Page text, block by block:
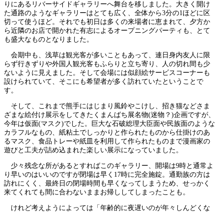
りにあるリバーサイドギャラリーへ舞台を移しました。大きく開け
た通路のようなギャラリーはとても広く、全体から3分の1ほどに区
切って使うほど。それでも初日は多くの来場者に恵まれて、夕方か
ら近隣のお店で開かれた有志によるオープニングパーティも、とて
も盛大なものとなりました。
会期中も、浅草は観光客が多いこともあって、連日身内友人に限
らず行きずりや外国人観光客もふらりと立ち寄り、人の切れ間も少
ないように見えました。そして会場には似顔絵サービスコーナーも
設けられていて、そこにも希望者が多く訪れていたということで
す。
そして、これまで熊手にはじまり風鈴やこけし、招き猫などさま
ざまな絵付け展示をしてきたくまんばち展名物(迷物？)企画ですが、
今年は仮面(マスク)でした。巨大な石破総理大臣面や民族面のような
カラフルなもの、紙粘土でしっかりと作られたものから仕掛けのあ
るマスク、食品トレーや紙皿を利用して作られたものまで漫画家の
遊びと工夫が詰め込まれた楽しい展示になっていました。
少々残念な所があるとすればこのギャラリー、開場は9時と通常よ
り早いのはいいのですが閉場は早く17時に完全施錠。通勤族の方は
訪れにくく、最終日の閉場時間も早くなってしまうため、せっかく
来てくれても間に合わないままお帰ししてしまったことも。
けれど考えようによっては「年齢的に夜遅いのが年々しんどくな